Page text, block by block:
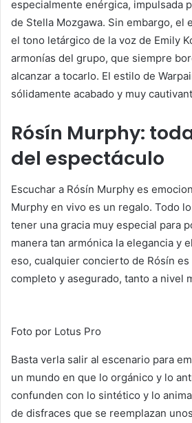
especialmente enérgica, impulsada
de Stella Mozgawa. Sin embargo, el
el tono letárgico de la voz de Emily
armonías del grupo, que siempre
alcanzar a tocarlo. El estilo de
sólidamente acabado y muy
Rósín Murphy:
del espectáculo
Escuchar a Rósín Murphy es
Murphy en vivo es un regalo. Todo
tener una gracia muy especial para
manera tan armónica la elegancia y
eso, cualquier concierto de Rósín
completo y asegurado, tanto a nivel
Foto por Lotus Pro
Basta verla salir al escenario para
un mundo en que lo orgánico y lo
confunden con lo sintético y lo
de disfraces que se reemplazan